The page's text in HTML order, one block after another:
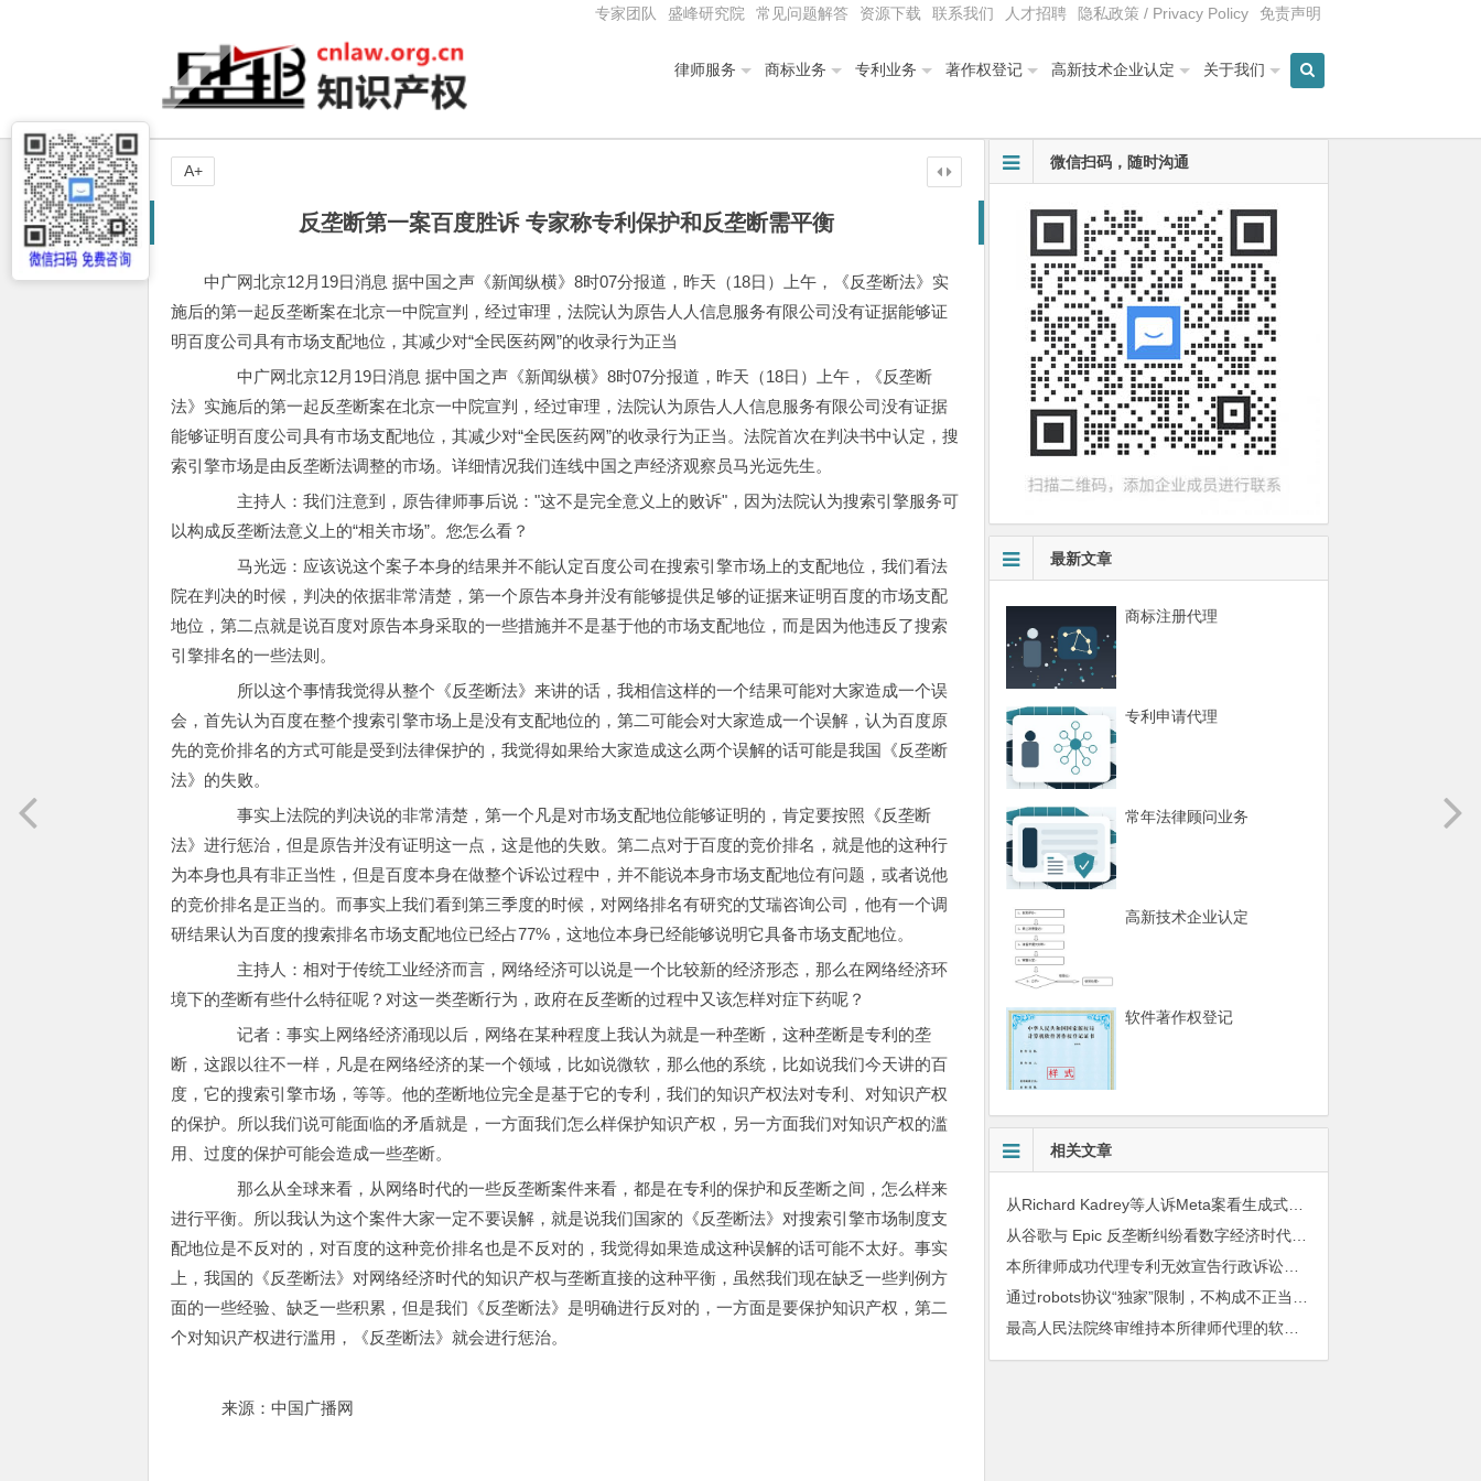
专家团队 盛峰研究院 常见问题解答 资源下载 联系我们 人才招聘 隐私政策 / Privacy Policy 免责声明
律师服务 商标业务 专利业务 著作权登记 高新技术企业认定 关于我们
反垄断第一案百度胜诉 专家称专利保护和反垄断需平衡
中广网北京12月19日消息 据中国之声《新闻纵横》8时07分报道，昨天（18日）上午，《反垄断法》实
施后的第一起反垄断案在北京一中院宣判，经过审理，法院认为原告人人信息服务有限公司没有证据能够证
明百度公司具有市场支配地位，其减少对“全民医药网”的收录行为正当
中广网北京12月19日消息 据中国之声《新闻纵横》8时07分报道，昨天（18日）上午，《反垄断
法》实施后的第一起反垄断案在北京一中院宣判，经过审理，法院认为原告人人信息服务有限公司没有证据
能够证明百度公司具有市场支配地位，其减少对“全民医药网”的收录行为正当。法院首次在判决书中认定，搜
索引擎市场是由反垄断法调整的市场。详细情况我们连线中国之声经济观察员马光远先生。
主持人：我们注意到，原告律师事后说："这不是完全意义上的败诉"，因为法院认为搜索引擎服务可
以构成反垄断法意义上的“相关市场”。您怎么看？
马光远：应该说这个案子本身的结果并不能认定百度公司在搜索引擎市场上的支配地位，我们看法
院在判决的时候，判决的依据非常清楚，第一个原告本身并没有能够提供足够的证据来证明百度的市场支配
地位，第二点就是说百度对原告本身采取的一些措施并不是基于他的市场支配地位，而是因为他违反了搜索
引擎排名的一些法则。
所以这个事情我觉得从整个《反垄断法》来讲的话，我相信这样的一个结果可能对大家造成一个误
会，首先认为百度在整个搜索引擎市场上是没有支配地位的，第二可能会对大家造成一个误解，认为百度原
先的竞价排名的方式可能是受到法律保护的，我觉得如果给大家造成这么两个误解的话可能是我国《反垄断
法》的失败。
事实上法院的判决说的非常清楚，第一个凡是对市场支配地位能够证明的，肯定要按照《反垄断
法》进行惩治，但是原告并没有证明这一点，这是他的失败。第二点对于百度的竞价排名，就是他的这种行
为本身也具有非正当性，但是百度本身在做整个诉讼过程中，并不能说本身市场支配地位有问题，或者说他
的竞价排名是正当的。而事实上我们看到第三季度的时候，对网络排名有研究的艾瑞咨询公司，他有一个调
研结果认为百度的搜索排名市场支配地位已经占77%，这地位本身已经能够说明它具备市场支配地位。
主持人：相对于传统工业经济而言，网络经济可以说是一个比较新的经济形态，那么在网络经济环
境下的垄断有些什么特征呢？对这一类垄断行为，政府在反垄断的过程中又该怎样对症下药呢？
记者：事实上网络经济涌现以后，网络在某种程度上我认为就是一种垄断，这种垄断是专利的垄
断，这跟以往不一样，凡是在网络经济的某一个领域，比如说微软，那么他的系统，比如说我们今天讲的百
度，它的搜索引擎市场，等等。他的垄断地位完全是基于它的专利，我们的知识产权法对专利、对知识产权
的保护。所以我们说可能面临的矛盾就是，一方面我们怎么样保护知识产权，另一方面我们对知识产权的滥
用、过度的保护可能会造成一些垄断。
那么从全球来看，从网络时代的一些反垄断案件来看，都是在专利的保护和反垄断之间，怎么样来
进行平衡。所以我认为这个案件大家一定不要误解，就是说我们国家的《反垄断法》对搜索引擎市场制度支
配地位是不反对的，对百度的这种竞价排名也是不反对的，我觉得如果造成这种误解的话可能不太好。事实
上，我国的《反垄断法》对网络经济时代的知识产权与垄断直接的这种平衡，虽然我们现在缺乏一些判例方
面的一些经验、缺乏一些积累，但是我们《反垄断法》是明确进行反对的，一方面是要保护知识产权，第二
个对知识产权进行滥用，《反垄断法》就会进行惩治。
来源：中国广播网
A+ 微信扫码，随时沟通
最新文章
商标注册代理
专利申请代理
常年法律顾问业务
高新技术企业认定
软件著作权登记
相关文章
从Richard Kadrey等人诉Meta案看生成式人工智能训练语料的版权合理使用问题
从谷歌与 Epic 反垄断纠纷看数字经济时代竞争法的新挑战与应对
本所律师成功代理专利无效宣告行政诉讼案件
最高人民法院终审维持本所律师代理的软件著作权和不正当竞争纠纷案件胜诉判决